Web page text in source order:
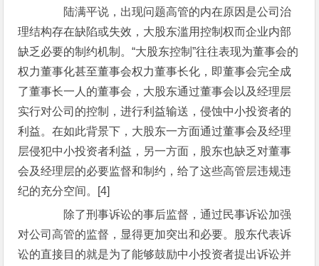
陆满平说，出现问题高管的内在原因是公司治
理结构存在缺陷或失效，大股东滥用控制权而企业内部
缺乏必要的制约机制。“大股东控制”往往表现为董事会的
权力董事化甚至董事会权力董事长化，即董事会完全成
了董事长一人的董事会，大股东通过董事会以及经理层
实行对公司的控制，进行利益输送，侵蚀中小投资者的
利益。在如此背景下，大股东一方面通过董事会及经理
层侵犯中小投资者利益，另一方面，股东也缺乏对董事
会及经理层的必要监督和制约，给了这些高管层违规违
纪的充分空间。[4]
除了刑事诉讼的事后监督，通过民事诉讼加强
对公司高管的监督，显得更加突出和必要。股东代表诉
讼的直接目的就是为了能够鼓励中小投资者提出诉讼并